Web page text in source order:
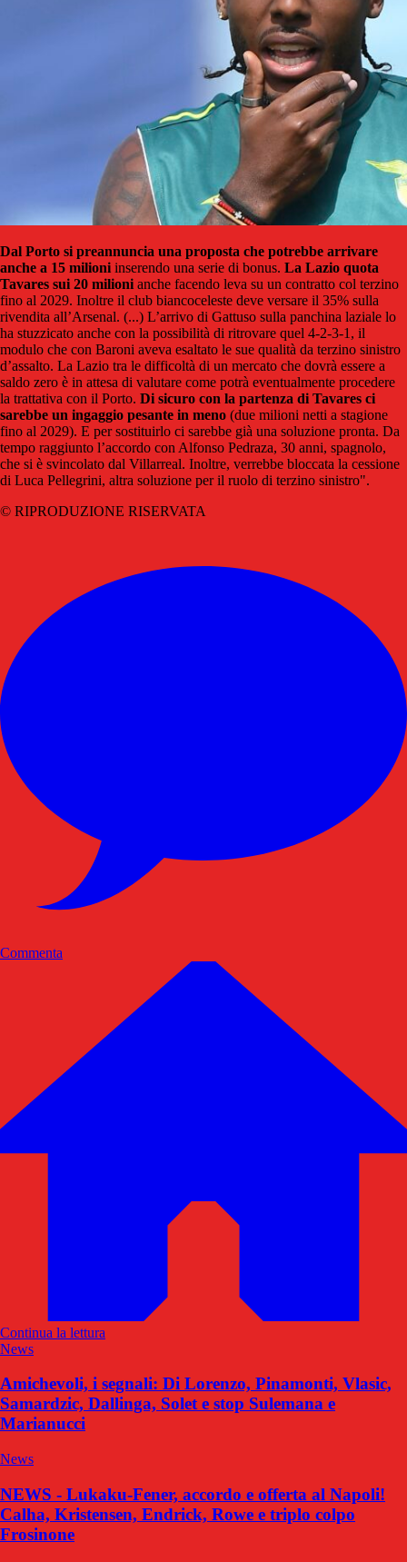
Dal Porto si pre­an­nun­cia una pro­po­sta che potrebbe arri­vare
anche a 15 milioni inse­rendo una serie di bonus. La Lazio quota
Tava­res sui 20 milioni anche facendo leva su un con­tratto col ter­zino
fino al 2029. Inol­tre il club bian­co­ce­le­ste deve ver­sare il 35% sulla
riven­dita all’Arse­nal. (...) L’arrivo di Gat­tuso sulla pan­china laziale lo
ha stuz­zi­cato anche con la pos­si­bi­lità di ritro­vare quel 4-2-3-1, il
modulo che con Baroni aveva esal­tato le sue qua­lità da ter­zino sini­stro
d’assalto. La Lazio tra le dif­fi­coltà di un mer­cato che dovrà essere a
saldo zero è in attesa di valu­tare come potrà even­tual­mente pro­ce­dere
la trat­ta­tiva con il Porto. Di sicuro con la par­tenza di Tava­res ci
sarebbe un ingag­gio pesante in meno (due milioni netti a sta­gione
fino al 2029). E per sosti­tuirlo ci sarebbe già una solu­zione pronta. Da
tempo rag­giunto l’accordo con Alfonso Pedraza, 30 anni, spa­gnolo,
che si è svin­co­lato dal Vil­lar­real. Inol­tre, ver­rebbe bloc­cata la ces­sione
di Luca Pel­le­grini, altra solu­zione per il ruolo di ter­zino sini­stro".
© RIPRODUZIONE RISERVATA
Commenta
Continua la lettura
News
Amichevoli, i segnali: Di Lorenzo, Pinamonti, Vlasic,
Samardzic, Dallinga, Solet e stop Sulemana e
Marianucci
News
NEWS - Lukaku-Fener, accordo e offerta al Napoli!
Calha, Kristensen, Endrick, Rowe e triplo colpo
Frosinone